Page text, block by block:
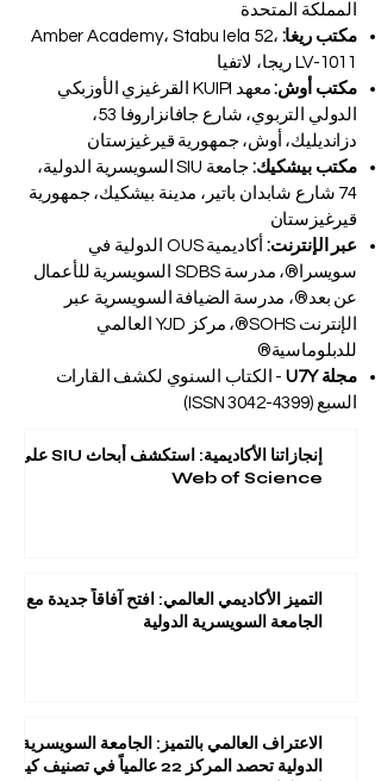
المملكة المتحدة
مكتب ريغا:Amber Academy، Stabu Iela 52،
LV-1011 ريجا، لاتفيا
مكتب أوش:
معهد KUIPI القرغيزي الأوزبكي
الدولي التربوي، شارع جافانزاروفا 53،
دزانديليك، أوش، جمهورية قيرغيزستان
مكتب بيشكيك:
جامعة SIU السويسرية الدولية،
74 شارع شابدان باتير، مدينة بيشكيك، جمهورية
قيرغيزستان
عبر الإنترنت:
أكاديمية OUS الدولية في
سويسرا®، مدرسة SDBS السويسرية للأعمال
عن بعد®، مدرسة الضيافة السويسرية عبر
للدبلوماسية®
مجلة U7Y
- الكتاب السنوي لكشف القارات
التميز الأكاديمي العالمي: افتح آفاقاً جديدة مع
الاعتراف العالمي بالتميز: الجامعة السويسرية